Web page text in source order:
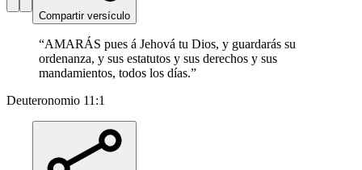
Compartir versículo
“AMARÁS pues á Jehová tu Dios, y guardarás su
ordenanza, y sus estatutos y sus derechos y sus
mandamientos, todos los días.”
Deuteronomio 11:1